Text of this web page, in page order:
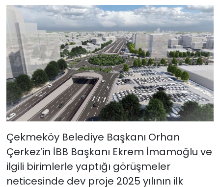
Çekmeköy Belediye Başkanı Orhan
Çerkez’in İBB Başkanı Ekrem İmamoğlu ve
ilgili birimlerle yaptığı görüşmeler
neticesinde dev proje 2025 yılının ilk